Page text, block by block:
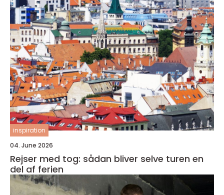
inspiration
04. June 2026
Rejser med tog: sådan bliver selve turen en
del af ferien